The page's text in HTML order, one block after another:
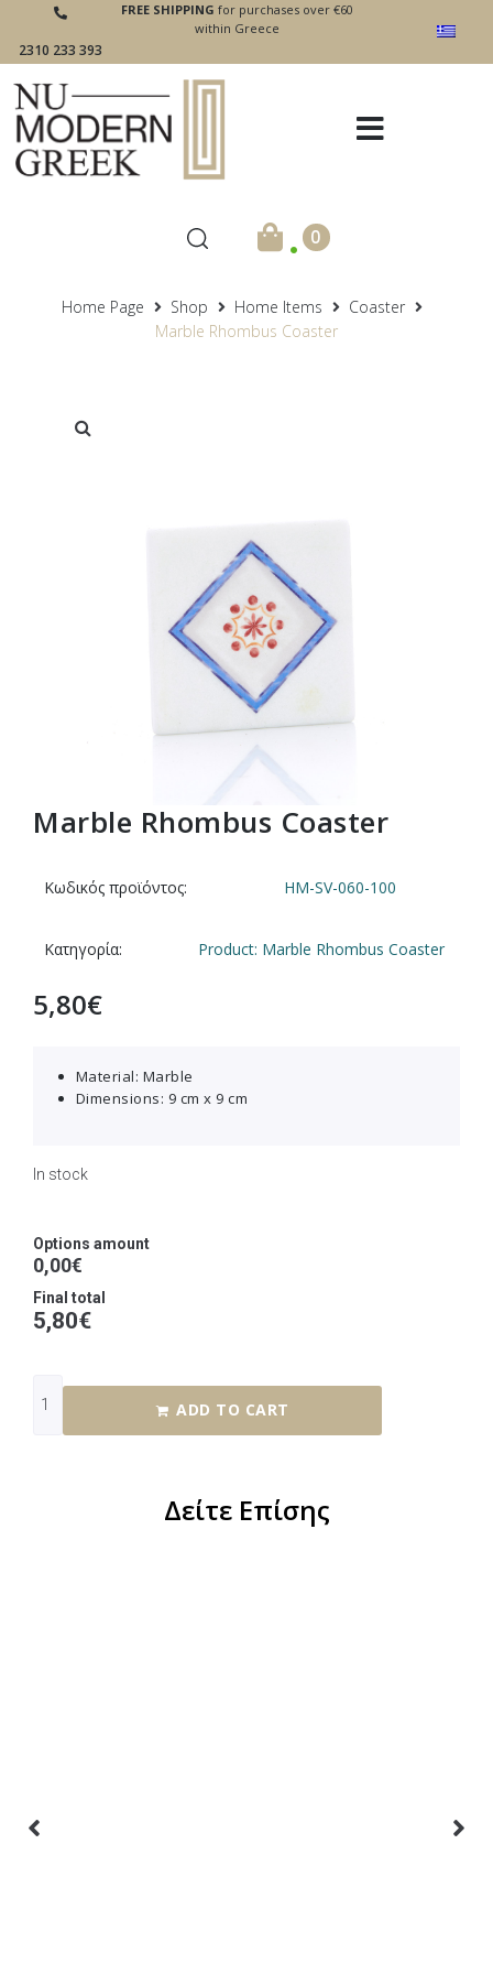
2310 233 393
FREE SHIPPING for purchases over €60
within Greece
. 0
Home Page Shop Home Items
Coaster
Marble Rhombus Coaster
Marble Rhombus Coaster
Κωδικός προϊόντος: HM-SV-060-100
Κατηγορία: Product: Marble Rhombus Coaster
5,80€
Material: Marble
Dimensions: 9 cm x 9 cm
In stock
Options amount
0,00€
Final total
5,80€
ADD TO CART
Δείτε Επίσης